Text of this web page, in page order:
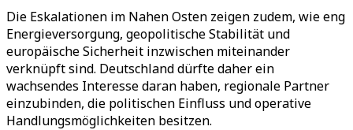
Die Eskalationen im Nahen Osten zeigen zudem, wie eng
Energieversorgung, geopolitische Stabilität und
europäische Sicherheit inzwischen miteinander
verknüpft sind. Deutschland dürfte daher ein
wachsendes Interesse daran haben, regionale Partner
einzubinden, die politischen Einfluss und operative
Handlungsmöglichkeiten besitzen.